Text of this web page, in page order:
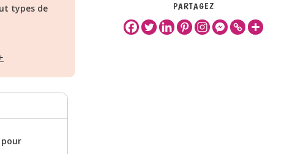
types de
PARTAGEZ
pour